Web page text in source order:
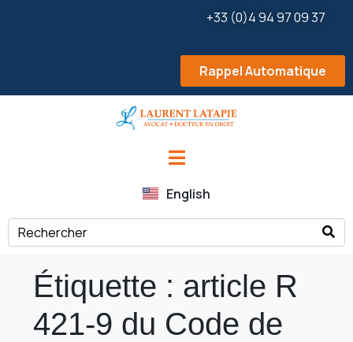
+33 (0)4 94 97 09 37
Rappel Automatique
English
Étiquette : article R
421-9 du Code de